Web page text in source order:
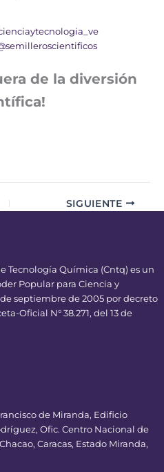
de la diversión
SIGUIENTE
Tecnología Química (Cntq) es un
Popular para Ciencia y
septiembre de 2005 por decreto
Oficial N° 38.271, del 13 de
de Miranda, Edificio
Ofic. Centro Nacional de
Caracas, Estado Miranda,